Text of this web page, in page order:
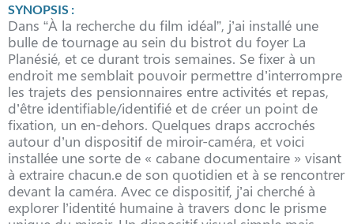
SYNOPSIS :
Dans “À la recherche du film idéal”, j’ai installé une
bulle de tournage au sein du bistrot du foyer La
Planésié, et ce durant trois semaines. Se fixer à un
endroit me semblait pouvoir permettre d’interrompre
les trajets des pensionnaires entre activités et repas,
d’être identifiable/identifié et de créer un point de
fixation, un en-dehors. Quelques draps accrochés
autour d’un dispositif de miroir-caméra, et voici
installée une sorte de « cabane documentaire » visant
à extraire chacun.e de son quotidien et à se rencontrer
devant la caméra. Avec ce dispositif, j’ai cherché à
explorer l’identité humaine à travers donc le prisme